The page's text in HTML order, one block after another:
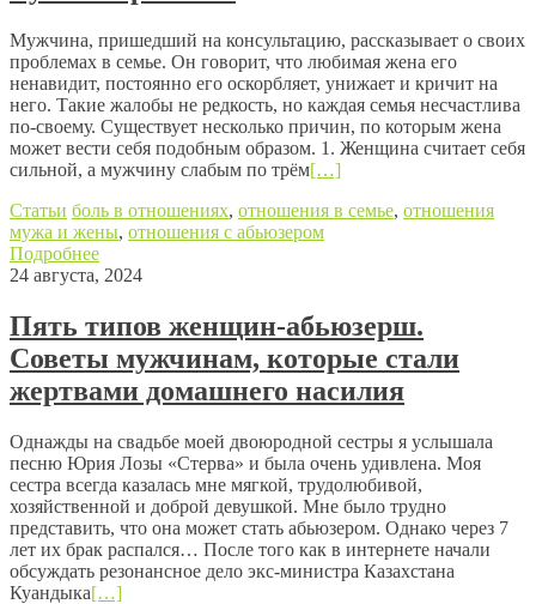
Мужчина, пришедший на консультацию, рассказывает о своих
проблемах в семье. Он говорит, что любимая жена его
ненавидит, постоянно его оскорбляет, унижает и кричит на
него. Такие жалобы не редкость, но каждая семья несчастлива
по-своему. Существует несколько причин, по которым жена
может вести себя подобным образом. 1. Женщина считает себя
сильной, а мужчину слабым по трём[…]
Статьи боль в отношениях, отношения в семье, отношения
мужа и жены, отношения с абьюзером
Подробнее
24 августа, 2024
Пять типов женщин-абьюзерш.
Советы мужчинам, которые стали
жертвами домашнего насилия
Однажды на свадьбе моей двоюродной сестры я услышала
песню Юрия Лозы «Стерва» и была очень удивлена. Моя
сестра всегда казалась мне мягкой, трудолюбивой,
хозяйственной и доброй девушкой. Мне было трудно
представить, что она может стать абьюзером. Однако через 7
лет их брак распался… После того как в интернете начали
обсуждать резонансное дело экс-министра Казахстана
Куандыка[…]